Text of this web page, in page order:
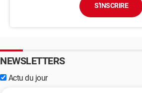
S'INSCRIRE
NEWSLETTERS
Actu du jour